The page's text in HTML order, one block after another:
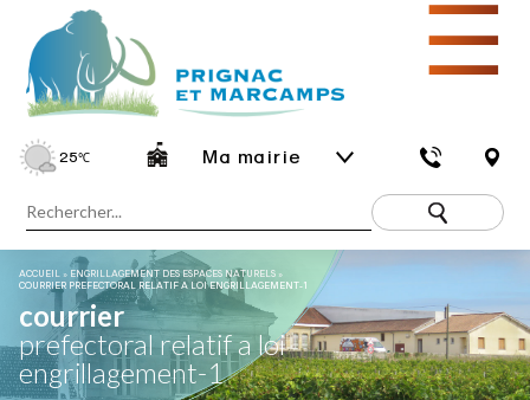
25℃ Ma mairie
☰
ACCUEIL » ENGRILLAGEMENT DES ESPACES NATURELS »
COURRIER PREFECTORAL RELATIF A LOI ENGRILLAGEMENT-1
courrier
prefectoral relatif a loi
engrillagement-1